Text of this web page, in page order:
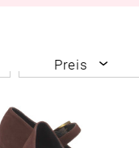
Preis
ab159,99 €
bis299,99 €